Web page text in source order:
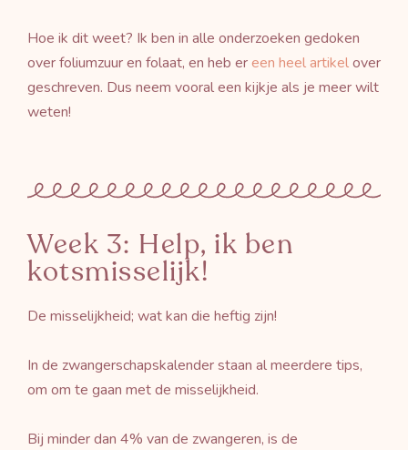
Hoe ik dit weet? Ik ben in alle onderzoeken gedoken
over foliumzuur en folaat, en heb ereen heel artikelover
geschreven. Dus neem vooral een kijkje als je meer wilt
weten!
Week 3: Help, ik ben
kotsmisselijk!
De misselijkheid; wat kan die heftig zijn!
In de zwangerschapskalender staan al meerdere tips,
om om te gaan met de misselijkheid.
Bij minder dan 4% van de zwangeren, is de